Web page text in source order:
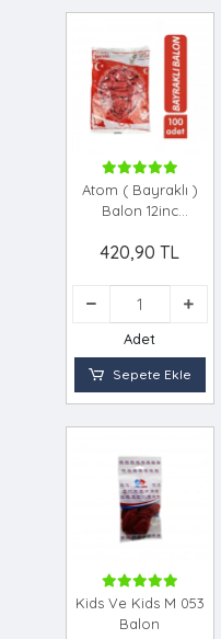
Atom ( Bayraklı )
Balon 12inc
420,90 TL
Adet
Sepete Ekle
Kids Ve Kids M 053
Balon